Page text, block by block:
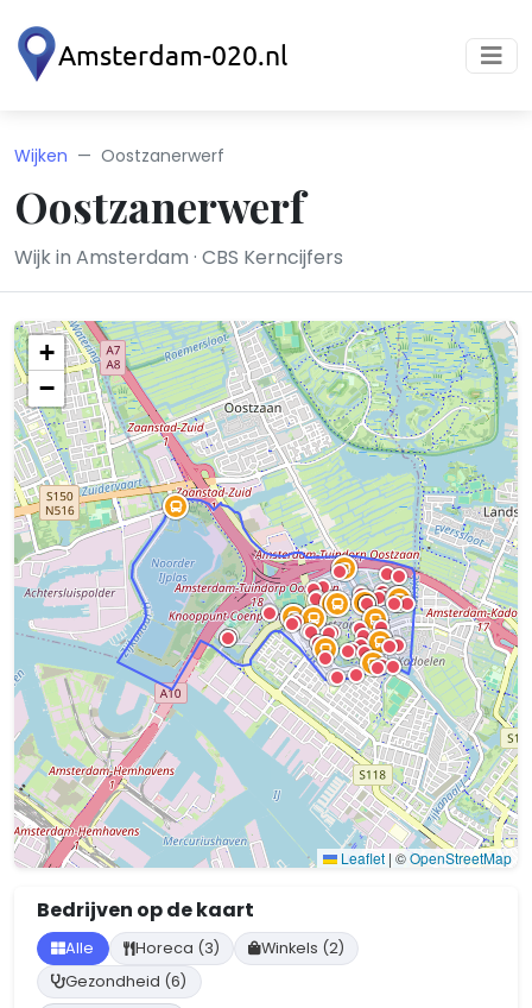
Wijken Oostzanerwerf
Oostzanerwerf
Wijk in Amsterdam · CBS Kerncijfers
+
−
Leaflet | ©OpenStreetMap
Bedrijven op de kaart
Alle Horeca (3)
Winkels (2)
Gezondheid (6)